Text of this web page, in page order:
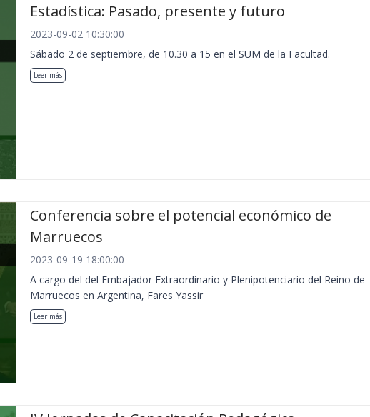
Estadística: Pasado, presente y futuro
2023-09-02 10:30:00
Sábado 2 de septiembre, de 10.30 a 15 en el SUM de la Facultad.
Leer más
Conferencia sobre el potencial económico de
Marruecos
2023-09-19 18:00:00
A cargo del del Embajador Extraordinario y Plenipotenciario del Reino de
Marruecos en Argentina, Fares Yassir
Leer más